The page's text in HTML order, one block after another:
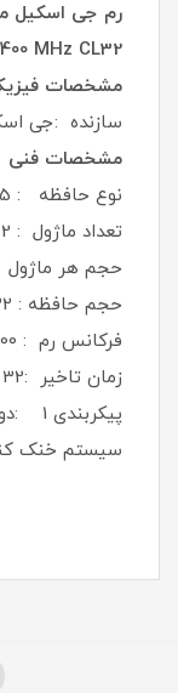
MHz CL32
مشخصات
سازنده :جی
مشخصات فنی
نوع حافظه : DDR5
تعداد ماژول : 2 عدد
حجم هر ماژول
حجم حافظه : 32 گیگابایت
فرکانس رم : 6400 مگاهرتز
زمان تاخیر :32 واحد
پیکربندی 1 :دومسیره
سیستم خنک